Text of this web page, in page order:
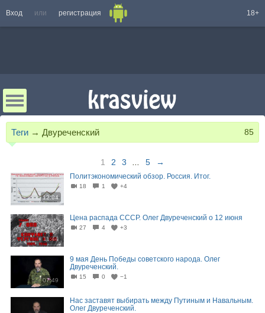
Вход или регистрация 18+
Теги → Двуреченский 85
1 2 3 5 →
12:04
Политэкономический обзор. Россия. Итог.
18 1 +4
11:44
Цена распада СССР. Олег Двуреченский о 12 июня
27 4 +3
07:49
9 мая День Победы советского народа. Олег
Двуреченский.
15 0 −1
Нас заставят выбирать между Путиным и Навальным.
Олег Двуреченский.